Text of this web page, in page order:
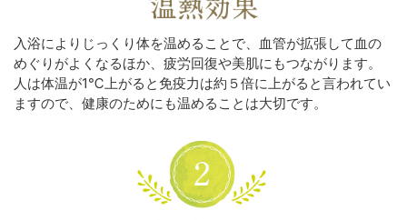
入浴によりじっくり体を温めることで、血管が拡張して血の
めぐりがよくなるほか、疲労回復や美肌にもつながります。
人は体温が1℃上がると免疫力は約５倍に上がると言われてい
ますので、健康のためにも温めることは大切です。